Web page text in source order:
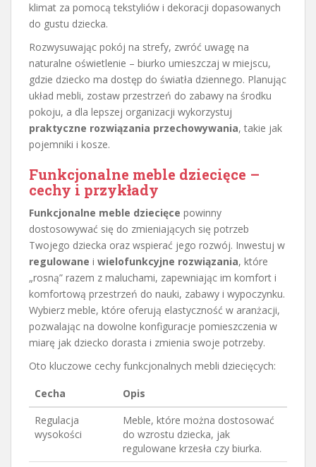
klimat za pomocą tekstyliów i dekoracji dopasowanych
do gustu dziecka.
Rozwysuwając pokój na strefy, zwróć uwagę na
naturalne oświetlenie – biurko umieszczaj w miejscu,
gdzie dziecko ma dostęp do światła dziennego. Planując
układ mebli, zostaw przestrzeń do zabawy na środku
pokoju, a dla lepszej organizacji wykorzystuj
praktyczne rozwiązania przechowywania, takie jak
pojemniki i kosze.
Funkcjonalne meble dziecięce –
cechy i przykłady
Funkcjonalne meble dziecięce powinny
dostosowywać się do zmieniających się potrzeb
Twojego dziecka oraz wspierać jego rozwój. Inwestuj w
regulowane i wielofunkcyjne rozwiązania, które
„rosną” razem z maluchami, zapewniając im komfort i
komfortową przestrzeń do nauki, zabawy i wypoczynku.
Wybierz meble, które oferują elastyczność w aranżacji,
pozwalając na dowolne konfiguracje pomieszczenia w
miarę jak dziecko dorasta i zmienia swoje potrzeby.
Oto kluczowe cechy funkcjonalnych mebli dziecięcych:
Cecha
Opis
Regulacja
wysokości
Meble, które można dostosować
do wzrostu dziecka, jak
regulowane krzesła czy biurka.